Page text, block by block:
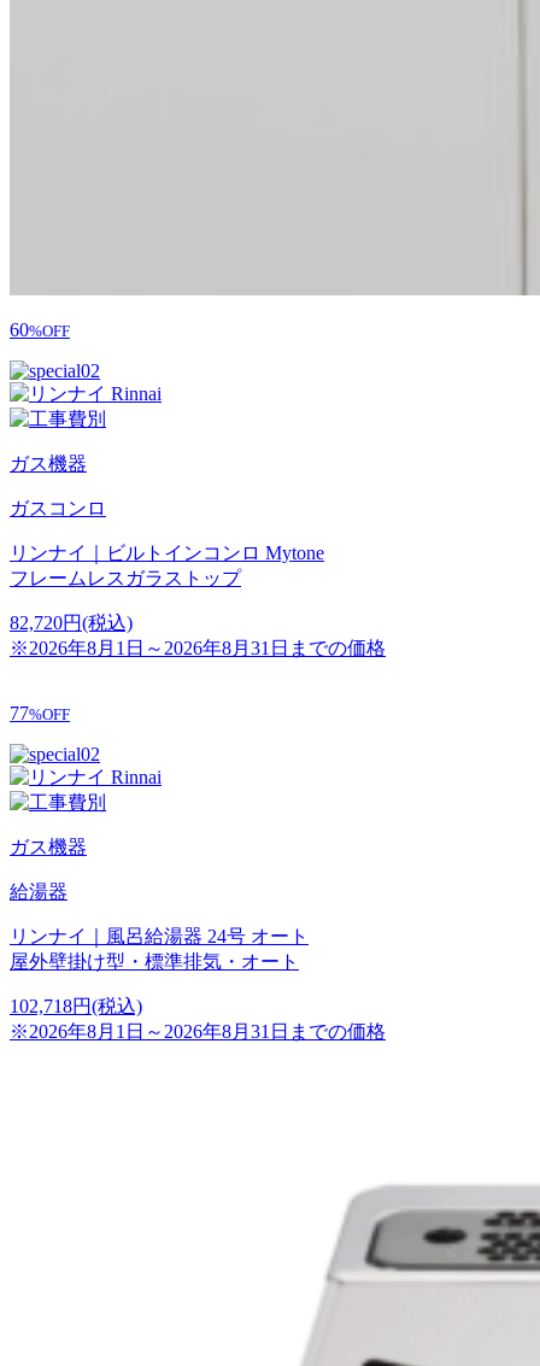
60%OFF
ガス機器
ガスコンロ
リンナイ｜ビルトインコンロ Mytone
フレームレスガラストップ
82,720円(税込)
※2026年8月1日～2026年8月31日までの価格
77%OFF
ガス機器
給湯器
リンナイ｜風呂給湯器 24号 オート
屋外壁掛け型・標準排気・オート
102,718円(税込)
※2026年8月1日～2026年8月31日までの価格